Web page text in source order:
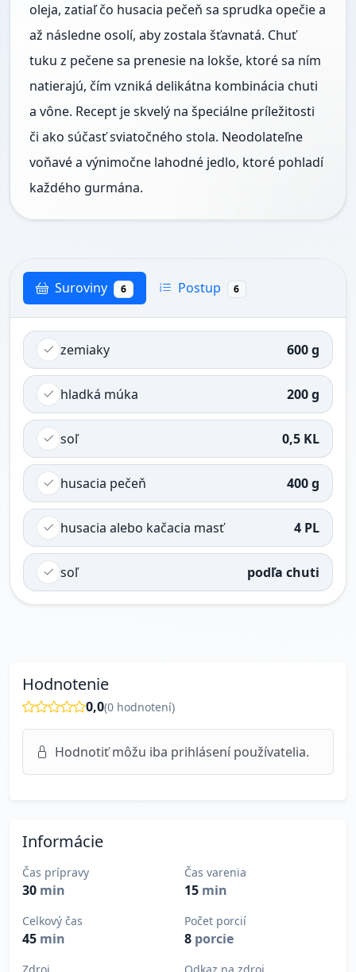
oleja, zatiaľ čo husacia pečeň sa sprudka opečie a
až následne osolí, aby zostala šťavnatá. Chuť
tuku z pečene sa prenesie na lokše, ktoré sa ním
natierajú, čím vzniká delikátna kombinácia chuti
a vône. Recept je skvelý na špeciálne príležitosti
či ako súčasť sviatočného stola. Neodolateľne
voňavé a výnimočne lahodné jedlo, ktoré pohladí
každého gurmána.
Suroviny 6 Postup 6
zemiaky 600 g
hladká múka 200 g
soľ 0,5 KL
husacia pečeň 400 g
husacia alebo kačacia masť 4 PL
soľ podľa chuti
Hodnotenie
0,0(0 hodnotení)
Hodnotiť môžu iba prihlásení používatelia.
Informácie
Čas prípravy
30 min
Čas varenia
15 min
Celkový čas
45 min
Počet porcií
8 porcie